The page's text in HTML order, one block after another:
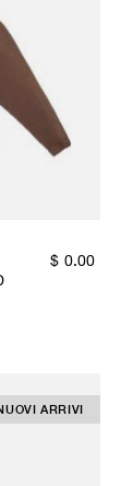
$ 0.00
ARRIVI